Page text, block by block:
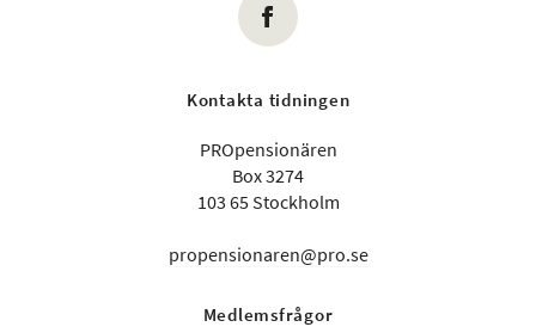
Kontakta tidningen
PROpensionären
Box 3274
103 65 Stockholm
propensionaren@pro.se
Medlemsfrågor